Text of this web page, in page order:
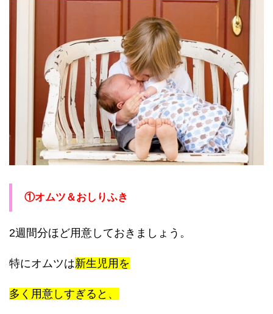
①オムツ＆おしりふき
2週間分ほど用意しておきましょう。
特にオムツは新生児用を
多く用意しすぎると、